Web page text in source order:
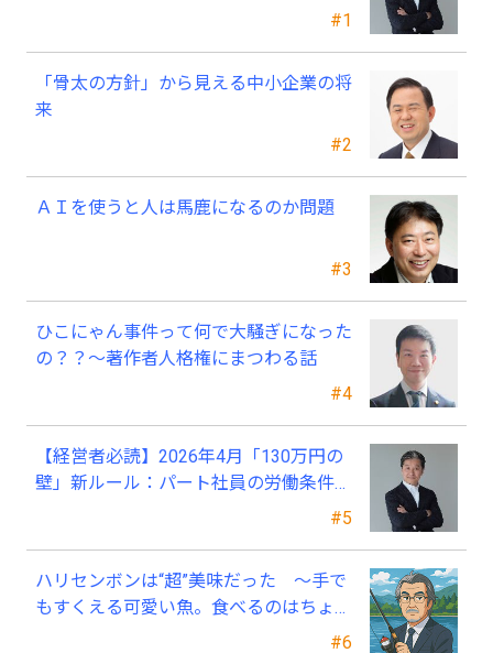
#1
業経営者が今、見直すべき採用・業務・
#2
「骨太の方針」から見える中小企業の将
来
#3
ＡＩを使うと人は馬鹿になるのか問題
#4
ひこにゃん事件って何で大騒ぎになった
の？？～著作者人格権にまつわる話
#5
【経営者必読】2026年4月「130万円の
壁」新ルール：パート社員の労働条件通
#6
ハリセンボンは“超”美味だった ～手で
もすくえる可愛い魚。食べるのはちょっ